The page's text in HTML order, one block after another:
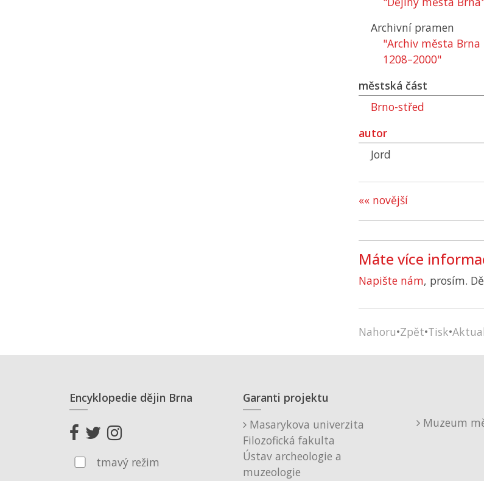
Archivní pramen
"Archiv města
1208–2000"
městská část
Brno-střed
autor
Jord
«« novější
Máte více
Napište nám, prosím.
Nahoru•Zpět•Tisk•
Encyklopedie dějin Brna
tmavý režim
Garanti projektu
Masarykova univerzita
Filozofická fakulta
Ústav archeologie a
muzeologie
Muzeum